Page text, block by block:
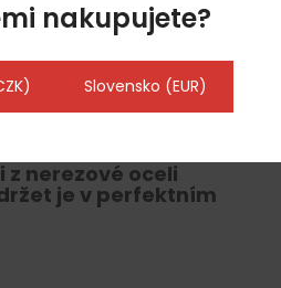
stolní chladicí
vaši prodejnu na
nerezové oceli
je v perfektním
nakupujete?
Slovensko (EUR)